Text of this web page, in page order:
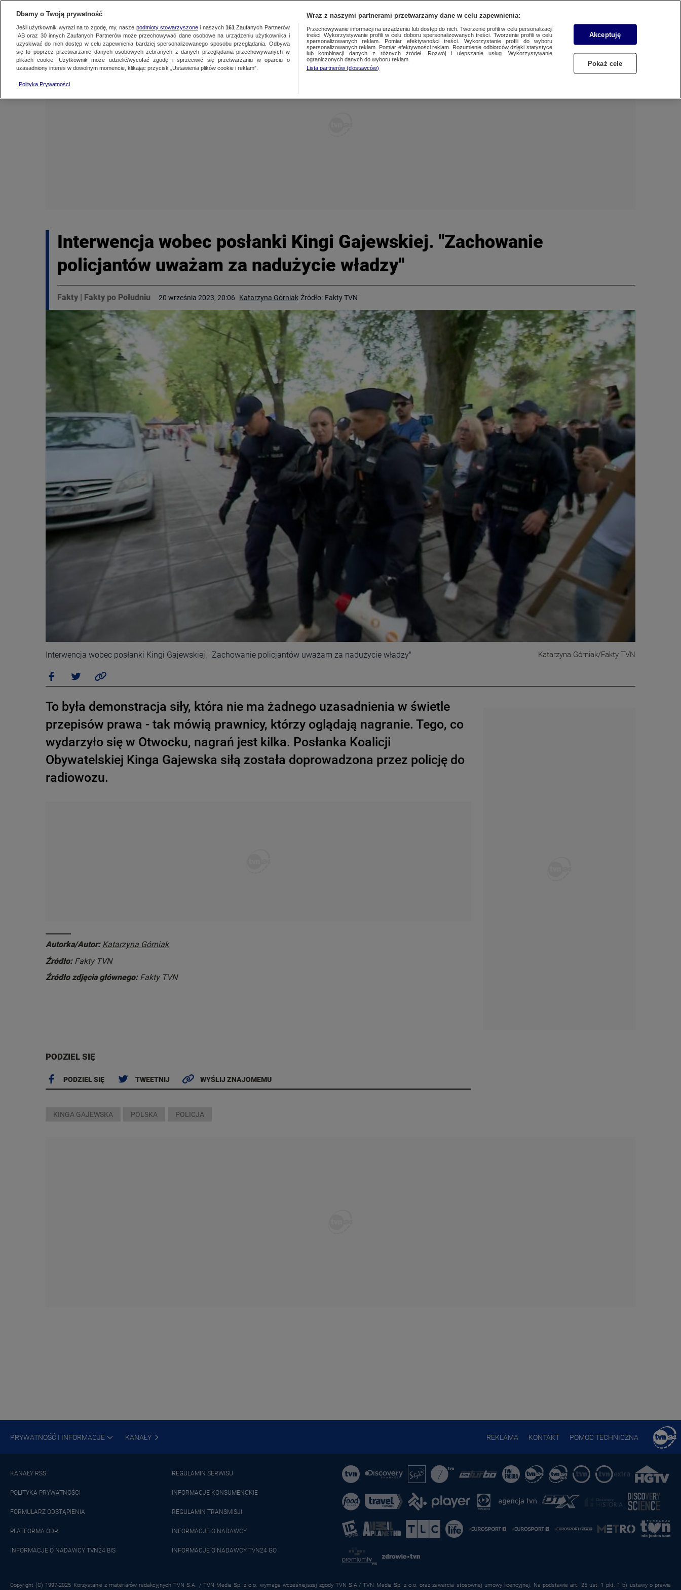
FAKTY PO FAKTACH FAKTY O ŚWIECIE
Dzień dobry!
ZALOGUJ SIĘ
Interwencja wobec posłanki Kingi Gajewskiej. "Zachowanie
policjantów uważam za nadużycie władzy"
Fakty | Fakty po Południu 20 września 2023, 20:06 Katarzyna Górniak Źródło: Fakty TVN
Interwencja wobec posłanki Kingi Gajewskiej. "Zachowanie policjantów uważam za nadużycie władzy" Katarzyna Górniak/Fakty TVN
To była demonstracja siły, która nie ma żadnego uzasadnienia w świetle
przepisów prawa - tak mówią prawnicy, którzy oglądają nagranie. Tego, co
wydarzyło się w Otwocku, nagrań jest kilka. Posłanka Koalicji
Obywatelskiej Kinga Gajewska siłą została doprowadzona przez policję do
radiowozu.
Autorka/Autor: Katarzyna Górniak
Źródło: Fakty TVN
Źródło zdjęcia głównego: Fakty TVN
PODZIEL SIĘ
PODZIEL SIĘ TWEETNIJ WYŚLIJ ZNAJOMEMU
KINGA GAJEWSKA POLSKA POLICJA
PRYWATNOŚĆ I INFORMACJE KANAŁY REKLAMA KONTAKT POMOC TECHNICZNA
KANAŁY RSS REGULAMIN SERWISU
POLITYKA PRYWATNOŚCI INFORMACJE KONSUMENCKIE
FORMULARZ ODSTĄPIENIA REGULAMIN TRANSMISJI
PLATFORMA ODR INFORMACJE O NADAWCY
INFORMACJE O NADAWCY TVN24 BIS INFORMACJE O NADAWCY TVN24 GO
Copyright (C) 1997-2025 Korzystanie z materiałów redakcyjnych TVN S.A. / TVN Media Sp. z o.o. wymaga wcześniejszej zgody TVN S.A./ TVN Media Sp. z o.o. oraz zawarcia stosownej umowy licencyjnej. Na podstawie art. 25 ust. 1 pkt. 1 b) ustawy o prawie
Dbamy o Twoją prywatność
Jeśli użytkownik wyrazi na to zgodę, my, nasze podmioty stowarzyszonei naszych 161 Zaufanych Partnerów
IAB oraz 30innych Zaufanych Partnerów może przechowywać dane osobowe na urządzeniu użytkownika i
uzyskiwać do nich dostęp w celu zapewnienia bardziej spersonalizowanego sposobu przeglądania. Odbywa
się to poprzez przetwarzanie danych osobowych zebranych z danych przeglądania przechowywanych w
plikach cookie. Użytkownik może udzielić/wycofać zgodę i sprzeciwić się przetwarzaniu w oparciu o
uzasadniony interes w dowolnym momencie, klikając przycisk „Ustawienia plików cookie i reklam”.
Polityka Prywatności
Wraz z naszymi partnerami przetwarzamy dane w celu zapewnienia:
Przechowywanie informacji na urządzeniu lub dostęp do nich. Tworzenie profili w celu personalizacji
treści. Wykorzystywanie profili w celu doboru spersonalizowanych treści. Tworzenie profili w celu
spersonalizowanych reklam. Pomiar efektywności treści. Wykorzystanie profili do wyboru
spersonalizowanych reklam. Pomiar efektywności reklam. Rozumienie odbiorców dzięki statystyce
lub kombinacji danych z różnych źródeł. Rozwój i ulepszanie usług. Wykorzystywanie
ograniczonych danych do wyboru reklam.
Lista partnerów (dostawców)
Akceptuję
Pokaż cele